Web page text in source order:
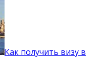
Как получить визу в